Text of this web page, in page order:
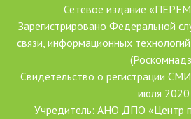
Сетевое издание
Зарегистрировано Федеральной
связи, информационных
Свидетельство о регистрации
июля 2020
Учредитель: АНО ДПО «Центр